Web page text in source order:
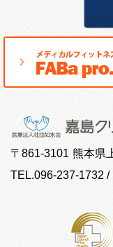
〒 861-3101 熊本県
TEL.096-237-1732